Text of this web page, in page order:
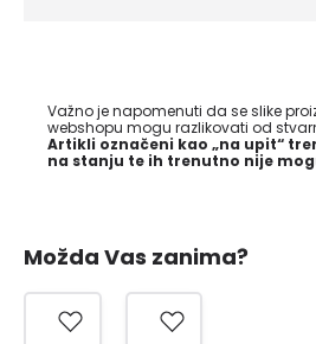
Važno je napomenuti da se slike
webshopu mogu razlikovati od
Artikli označeni kao „na upit“
na stanju te ih trenutno nije
Možda Vas zanima?